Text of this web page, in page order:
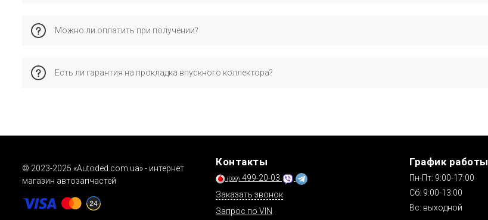
📞 Или позвоните менеджеру
Можно ли оплатить при получении?
Есть ли гарантия на прокладка впускного коллектора?
© 2023-2025 «Autoded.com.ua» - интернет
магазин автозапчастей
Контакты
(099) 499-20-03
Заказать звонок
Запрос по VIN
График работы
Пн-Пт: 9:00-17:00
Сб: 9:00-13:00
Вс: выходной